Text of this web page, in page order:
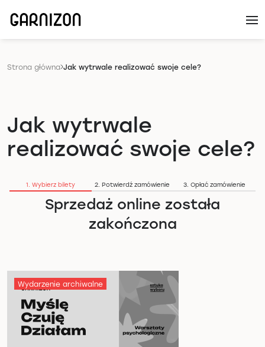
Strona główna Jak wytrwale realizować swoje cele?
Jak wytrwale
realizować swoje cele?
1. Wybierz bilety 2. Potwierdź zamówienie 3. Opłać zamówienie
Sprzedaż online została
zakończona
Wydarzenie archiwalne